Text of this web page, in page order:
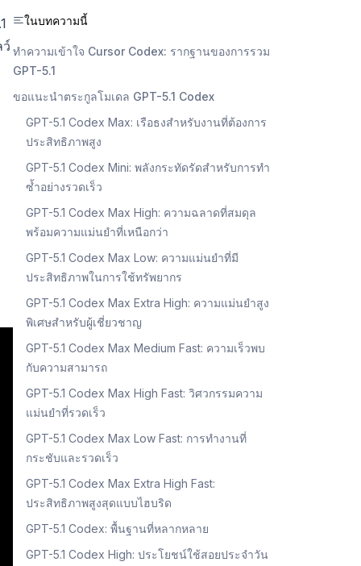
ในบทความนี้
ทำความเข้าใจ Cursor Codex: รากฐานของการรวม
GPT-5.1
ขอแนะนำตระกูลโมเดล GPT-5.1 Codex
GPT-5.1 Codex Max: เรือธงสำหรับงานที่ต้องการ
ประสิทธิภาพสูง
GPT-5.1 Codex Mini: พลังกระทัดรัดสำหรับการทำ
ซ้ำอย่างรวดเร็ว
GPT-5.1 Codex Max High: ความฉลาดที่สมดุล
พร้อมความแม่นยำที่เหนือกว่า
GPT-5.1 Codex Max Low: ความแม่นยำที่มี
ประสิทธิภาพในการใช้ทรัพยากร
GPT-5.1 Codex Max Extra High: ความแม่นยำสูง
พิเศษสำหรับผู้เชี่ยวชาญ
GPT-5.1 Codex Max Medium Fast: ความเร็วพบ
กับความสามารถ
GPT-5.1 Codex Max High Fast: วิศวกรรมความ
แม่นยำที่รวดเร็ว
GPT-5.1 Codex Max Low Fast: การทำงานที่
กระชับและรวดเร็ว
GPT-5.1 Codex Max Extra High Fast:
ประสิทธิภาพสูงสุดแบบไฮบริด
GPT-5.1 Codex: พื้นฐานที่หลากหลาย
GPT-5.1 Codex High: ประโยชน์ใช้สอยประจำวัน